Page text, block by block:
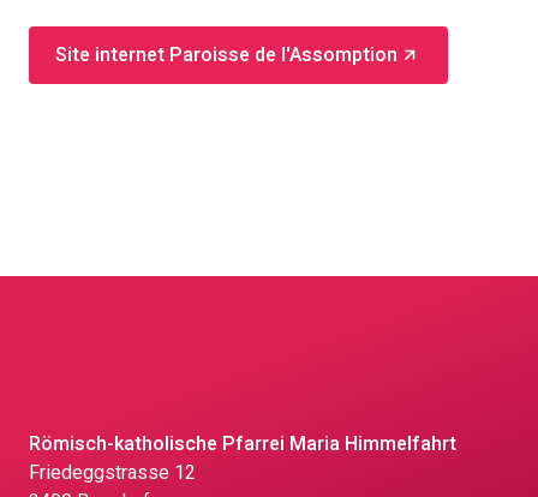
Site internet Paroisse de l'Assomption
Römisch-katholische Pfarrei Maria Himmelfahrt
Friedeggstrasse 12